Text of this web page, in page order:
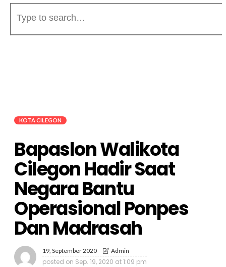
KOTA CILEGON
Bapaslon Walikota
Cilegon Hadir Saat
Negara Bantu
Operasional Ponpes
Dan Madrasah
19, September 2020 Admin
posted on Sep. 19, 2020 at 1:09 pm